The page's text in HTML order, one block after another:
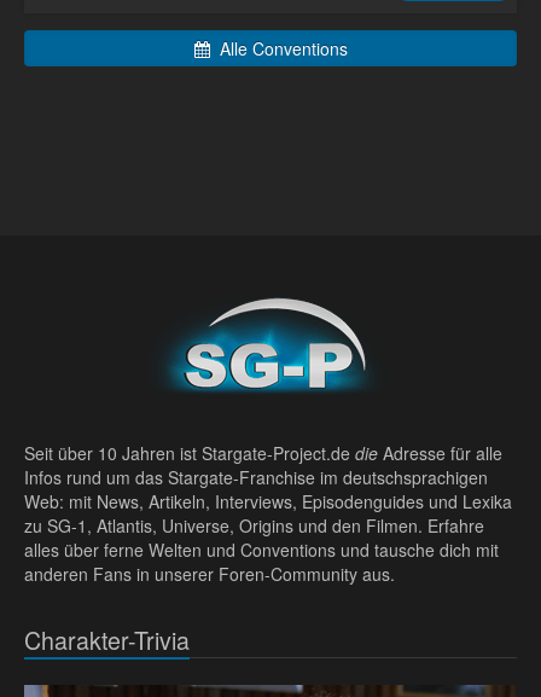
Alle Conventions
Seit über 10 Jahren ist Stargate-Project.de die Adresse für alle
Infos rund um das Stargate-Franchise im deutschsprachigen
Web: mit News, Artikeln, Interviews, Episodenguides und Lexika
zu SG-1, Atlantis, Universe, Origins und den Filmen. Erfahre
alles über ferne Welten und Conventions und tausche dich mit
anderen Fans in unserer Foren-Community aus.
Charakter-Trivia